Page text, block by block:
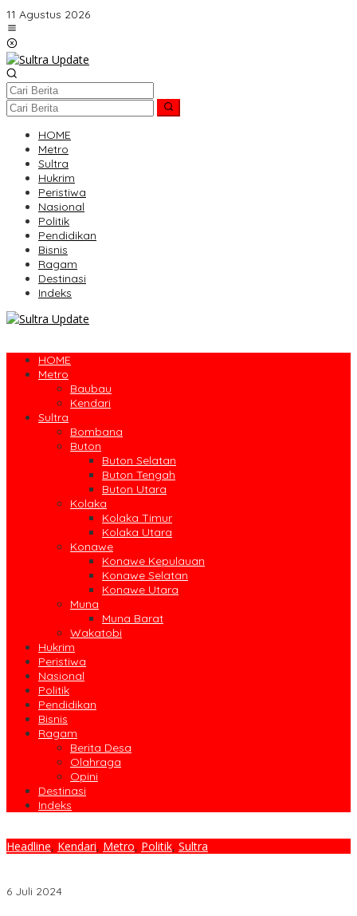
Lewati
ke
konten
11 Agustus 2026
HOME
Metro
Sultra
Hukrim
Peristiwa
Nasional
Politik
Pendidikan
Bisnis
Ragam
Destinasi
Indeks
HOME
Metro
Baubau
Kendari
Sultra
Bombana
Buton
Buton Selatan
Buton Tengah
Buton Utara
Kolaka
Kolaka Timur
Kolaka Utara
Konawe
Konawe Kepulauan
Konawe Selatan
Konawe Utara
Muna
Muna Barat
Wakatobi
Hukrim
Peristiwa
Nasional
Politik
Pendidikan
Bisnis
Ragam
Berita Desa
Olahraga
Opini
Destinasi
Indeks
Headline, Kendari, Metro, Politik, Sultra
6 Juli 2024